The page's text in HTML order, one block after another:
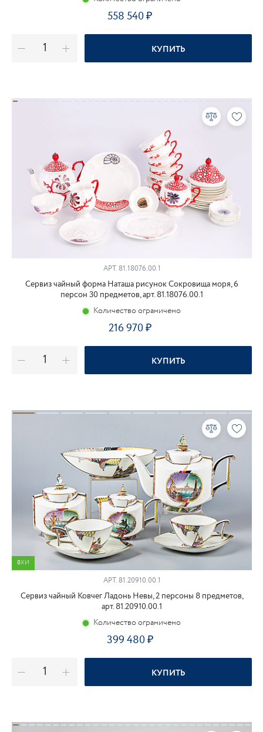
558 540
КУПИТЬ
АРТ.81.18076.00.1
Сервиз чайный форма Наташа рисунок Сокровища моря, 6
персон 30 предметов, арт. 81.18076.00.1
Количество ограничено
216 970
КУПИТЬ
ВХИ
АРТ.81.20910.00.1
Сервиз чайный Ковчег Ладонь Невы, 2 персоны 8 предметов,
арт. 81.20910.00.1
Количество ограничено
399 480
КУПИТЬ